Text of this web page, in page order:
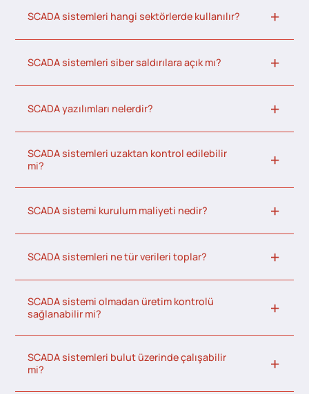
SCADA sistemleri hangi sektörlerde kullanılır?
SCADA sistemleri siber saldırılara açık mı?
SCADA yazılımları nelerdir?
SCADA sistemleri uzaktan kontrol edilebilir
mi?
SCADA sistemi kurulum maliyeti nedir?
SCADA sistemleri ne tür verileri toplar?
SCADA sistemi olmadan üretim kontrolü
sağlanabilir mi?
SCADA sistemleri bulut üzerinde çalışabilir
mi?